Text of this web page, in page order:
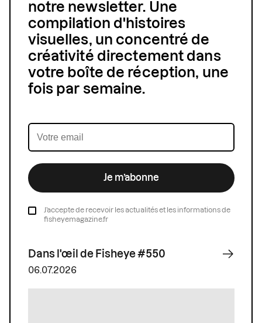
notre newsletter. Une
compilation d'histoires
visuelles, un concentré de
créativité directement dans
votre boîte de réception, une
fois par semaine.
Je m’abonne
J’accepte de recevoir les actualités et les informations de
fisheyemagazine.fr
Dans l'œil de Fisheye #550
06.07.2026